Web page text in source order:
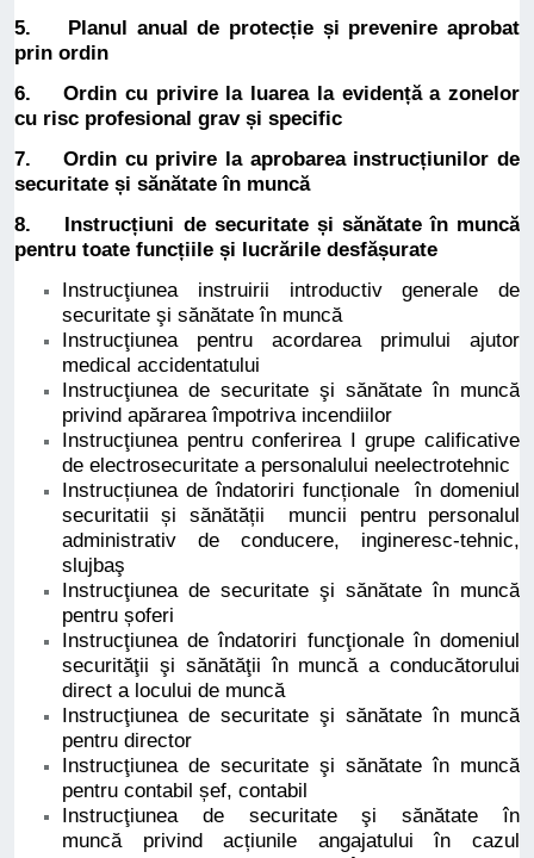
5. Planul anual de protecție și prevenire aprobat
prin ordin
6. Ordin cu privire la luarea la evidență a zonelor
cu risc profesional grav și specific
7. Ordin cu privire la aprobarea instrucțiunilor de
securitate și sănătate în muncă
8. Instrucțiuni de securitate și sănătate în muncă
pentru toate funcțiile și lucrările desfășurate
Instrucţiunea instruirii introductiv generale de
securitate şi sănătate în muncă
Instrucţiunea pentru acordarea primului ajutor
medical accidentatului
Instrucţiunea de securitate şi sănătate în muncă
privind apărarea împotriva incendiilor
Instrucţiunea pentru conferirea I grupe calificative
de electrosecuritate a personalului neelectrotehnic
Instrucțiunea de îndatoriri funcționale în domeniul
securitatii și sănătății muncii pentru personalul
administrativ de conducere, ingineresc-tehnic,
slujbaş
Instrucţiunea de securitate şi sănătate în muncă
pentru șoferi
Instrucţiunea de îndatoriri funcţionale în domeniul
securităţii şi sănătăţii în muncă a conducătorului
direct a locului de muncă
Instrucţiunea de securitate şi sănătate în muncă
pentru director
Instrucţiunea de securitate şi sănătate în muncă
pentru contabil șef, contabil
Instrucţiunea de securitate şi sănătate în
muncă privind acțiunile angajatului în cazul